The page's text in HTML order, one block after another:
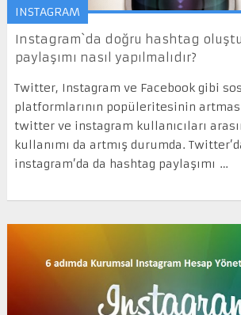
INSTAGRAM
Instagram`da doğru hashtag
paylaşımı nasıl yapılmalıdır?
Twitter, Instagram ve Facebook gibi
platformlarının popüleritesinin
twitter ve instagram kullanıcıları
kullanımı da artmış durumda.
instagram’da da hashtag paylaşımı …